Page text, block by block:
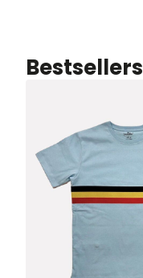
Bestsellers